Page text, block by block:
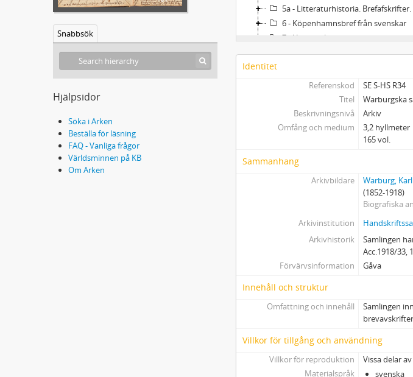
Snabbsök
Hjälpsidor
Söka i Arken
Beställa för läsning
FAQ - Vanliga frågor
Världsminnen på KB
Om Arken
5a - Litteraturhistoria. Brefafskrifter.
6 - Köpenhamnsbref från svenskar
7 - Utan titel
8 - Supplement till C. J. L.
8b - Almquist
8c - C. J. L. Almquists bref tryckta
9 - Utan titel
10 - Utan titel
13 - [Brev till Beskow]
13a - Utan titel
14b - Brev från Atterbom till Geijer
14c - Utdrag ur Almquistska brev
15a - Utdrag ur brev från Snoilsky
15b - Anteckningar rörande Snoilsky
15c - [Brev från Carl Snoilsky]
15d - [Brev från Carl Snoilsky]
15e - Carl Snoilskys brev till C. G.
17-18 - Anteckningar till Viktor
19 - Viktor Rydbergs brev till
20 - Utdrag ur Borchsenius brev
Identitet
Referenskod
SE S-HS R34
Titel
Warburgska
Beskrivningsnivå
Arkiv
Omfång och medium
3,2 hyllmeter
165 vol.
Sammanhang
Arkivbildare
Warburg, Karl
(1852-1918)
Biografiska
Arkivinstitution
Arkivhistorik
Samlingen
Acc.1918/33,
Förvärvsinformation
Gåva
Innehåll och struktur
Omfattning och innehåll
Samlingen
Villkor för tillgång och användning
Villkor för reproduktion
Vissa delar
Materialspråk
svenska